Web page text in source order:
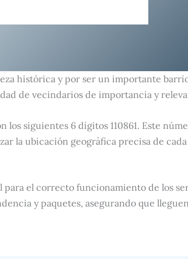
histórica y por ser un importante
de vecindarios de importancia y
siguientes 6 dígitos 110861. Este
la ubicación geográfica precisa de
el correcto funcionamiento de los
y paquetes, asegurando que